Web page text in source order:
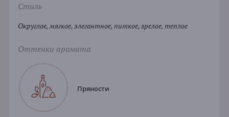
Стиль
Округлое, мягкое, элегантное, питкое, зрелое, теплое
Оттенки аромата
Пряности